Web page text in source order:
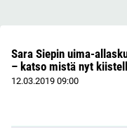
Sara Siepin uima-
– katso mistä nyt
12.03.2019 09:00